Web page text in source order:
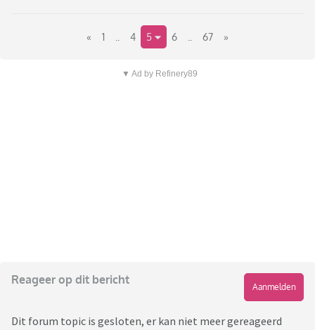
« 1 4 5 6 67 »
▼ Ad by Refinery89
Reageer op dit bericht
Aanmelden
Dit forum topic is gesloten, er kan niet meer gereageerd